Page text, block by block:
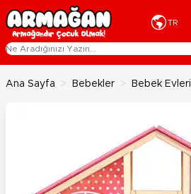
İçeriğe geç
TR
Ana Sayfa > Bebekler > Bebek Evleri